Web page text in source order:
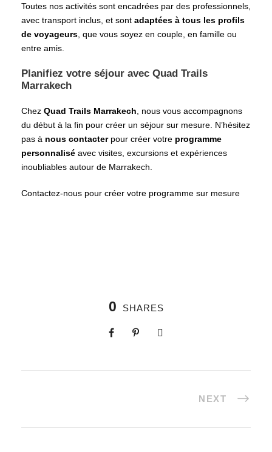
Toutes nos activités sont encadrées par des professionnels,
avec transport inclus, et sont adaptées à tous les profils
de voyageurs , que vous soyez en couple, en famille ou
entre amis.
Planifiez votre séjour avec Quad Trails
Marrakech
Chez Quad Trails Marrakech , nous vous accompagnons
du début à la fin pour créer un séjour sur mesure. N’hésitez
pas à nous contacterpour créer votre programme
personnalisé avec visites, excursions et expériences
inoubliables autour de Marrakech.
Contactez-nous pour créer votre programme sur mesure
0 SHARES
NEXT